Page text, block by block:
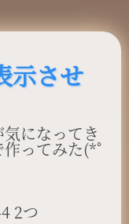
示させ
になってき
ってみた(*ﾟ
2つ